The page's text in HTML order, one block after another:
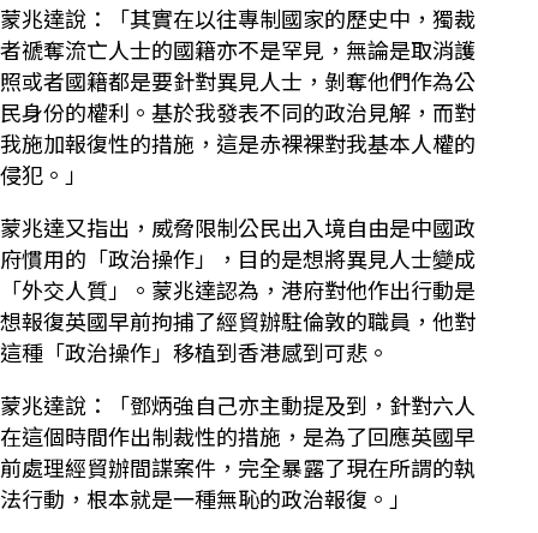
蒙兆達說：「其實在以往專制國家的歷史中，獨裁
者禠奪流亡人士的國籍亦不是罕見，無論是取消護
照或者國籍都是要針對異見人士，剝奪他們作為公
民身份的權利。基於我發表不同的政治見解，而對
我施加報復性的措施，這是赤裸裸對我基本人權的
侵犯。」
蒙兆達又指出，威脅限制公民出入境自由是中國政
府慣用的「政治操作」，目的是想將異見人士變成
「外交人質」。蒙兆達認為，港府對他作出行動是
想報復英國早前拘捕了經貿辦駐倫敦的職員，他對
這種「政治操作」移植到香港感到可悲。
蒙兆達說：「鄧炳強自己亦主動提及到，針對六人
在這個時間作出制裁性的措施，是為了回應英國早
前處理經貿辦間諜案件，完全暴露了現在所謂的執
法行動，根本就是一種無恥的政治報復。」